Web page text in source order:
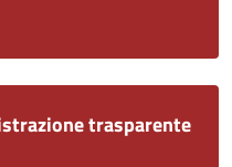
trasparente